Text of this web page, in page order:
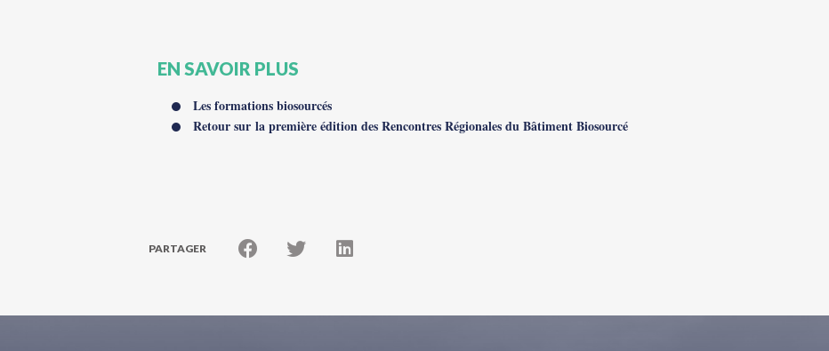
EN SAVOIR PLUS
Les formations biosourcés
Retour sur la première édition des Rencontres Régionales du Bâtiment Biosourcé
PARTAGER